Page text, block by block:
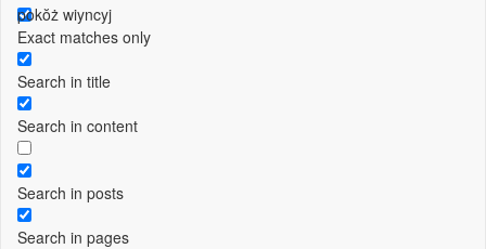
pokŏż wiyncyj
Exact matches only
Search in title
Search in content
Search in posts
Search in pages